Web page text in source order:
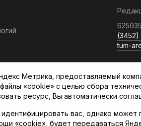
tum-
Метрика, предоставляемый
«cookie» с целью сбора
ресурс, Вы автоматически
вас, однако может
«cookie», будет передаваться